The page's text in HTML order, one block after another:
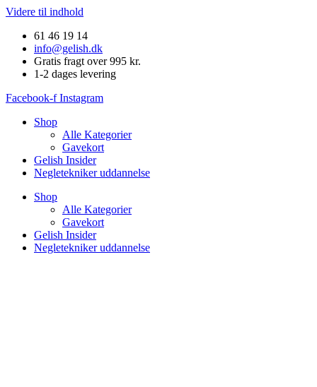
Videre til indhold
61 46 19 14
info@gelish.dk
Gratis fragt over 995 kr.
1-2 dages levering
Facebook-f Instagram
Shop
Alle Kategorier
Gavekort
Gelish Insider
Negletekniker uddannelse
Shop
Alle Kategorier
Gavekort
Gelish Insider
Negletekniker uddannelse